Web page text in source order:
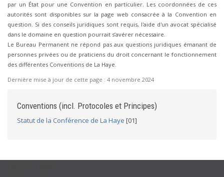
par un État pour une Convention en particulier. Les coordonnées de ces
autorités sont disponibles sur la page web consacrée à la Convention en
question. Si des conseils juridiques sont requis, l'aide d'un avocat spécialisé
dans le domaine en question pourrait s’avérer nécessaire.
Le Bureau Permanent ne répond pas aux questions juridiques émanant de
personnes privées ou de praticiens du droit concernant le fonctionnement
des différentes Conventions de La Haye.
Dernière mise à jour de cette page : 4 novembre 2024
Conventions (incl. Protocoles et Principes)
Statut de la Conférence de La Haye [01]